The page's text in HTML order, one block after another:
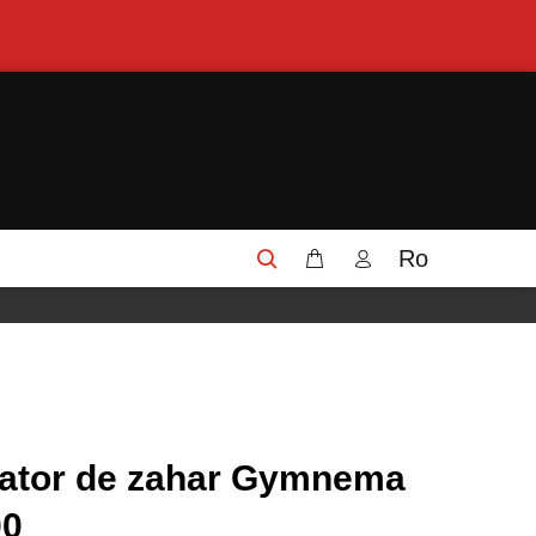
Ro
de zahar Gymnema